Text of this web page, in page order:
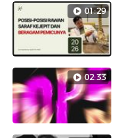
01:29
02:33